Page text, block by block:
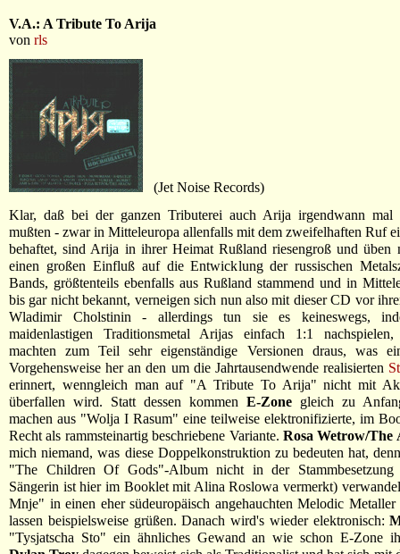
V.A.: A Tribute To Arija
von rls
(Jet Noise Records)
Klar, daß bei der ganzen Tributerei auch Arija irgendwann mal
mußten - zwar in Mitteleuropa allenfalls mit dem zweifelhaften Ruf
behaftet, sind Arija in ihrer Heimat Rußland riesengroß und üben
einen großen Einfluß auf die Entwicklung der russischen
Bands, größtenteils ebenfalls aus Rußland stammend und in
bis gar nicht bekannt, verneigen sich nun also mit dieser CD vor
Wladimir Cholstinin - allerdings tun sie es keineswegs,
maidenlastigen Traditionsmetal Arijas einfach 1:1
machten zum Teil sehr eigenständige Versionen draus, was
Vorgehensweise her an den um die Jahrtausendwende realisierten
erinnert, wenngleich man auf "A Tribute To Arija" nicht mit
überfallen wird. Statt dessen kommen E-Zone gleich zu
machen aus "Wolja I Rasum" eine teilweise elektronifizierte, im
Recht als rammsteinartig beschriebene Variante. Rosa Wetrow/The
mich niemand, was diese Doppelkonstruktion zu bedeuten hat,
"The Children Of Gods"-Album nicht in der Stammbesetzung
Sängerin ist hier im Booklet mit Alina Roslowa vermerkt)
Mnje" in einen eher südeuropäisch angehauchten Melodic
lassen beispielsweise grüßen. Danach wird's wieder elektronisch:
"Tysjatscha Sto" ein ähnliches Gewand an wie schon E-Zone